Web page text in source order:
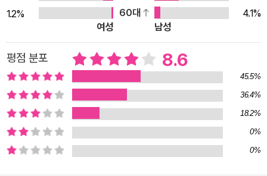
던지는 경고의 메시지 『야전과 영원』은 총 3개의 부(部)와, 200
9년 6월 추가된 ‘보론’으로 구성되어 있다. 제1부 「자크 라캉, 대
념적 윤곽을 명확하고 간략하게 훑음으로써 라캉이 내놓은 개념
의 난해함을 드러내고, 그 결과로 라캉의 이론을 간략히 복습한
다. 이미 여러 저서에서 언급된 바 있는 라캉의 <거울>과 <팔루
스>, 대타자의 향락=여성의 향락, 보로메오 매듭 등의 개념을 철
저하게 분석하며 저자는 라캉 이론의 난해함이 그것의 중복됨에
있고, 각 개념을 완전히 단절된 상태로 취급하는 것은 불가능하다
고 이야기하고 있다. 제2부 「피에르 르장드르, 신화의 주방 냄새」
1.2%
60대
4.1%
여성
남성
평점 분포 8.6
45.5%
36.4%
18.2%
0%
0%